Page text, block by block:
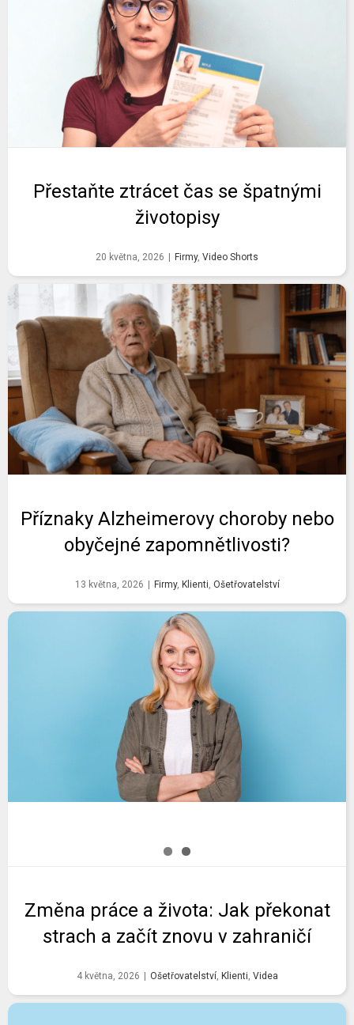
Přestaňte ztrácet čas se špatnými
životopisy
20 května, 2026 Firmy, Video Shorts
Příznaky Alzheimerovy choroby nebo
obyčejné zapomnětlivosti?
13 května, 2026 Firmy, Klienti, Ošetřovatelství
Změna práce a života: Jak překonat
strach a začít znovu v zahraničí
4 května, 2026 Ošetřovatelství, Klienti, Videa